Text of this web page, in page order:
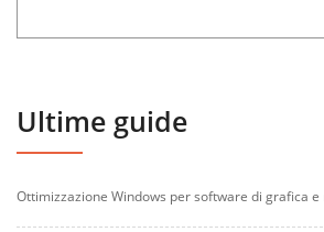
Ultime guide
Ottimizzazione Windows per software di grafica